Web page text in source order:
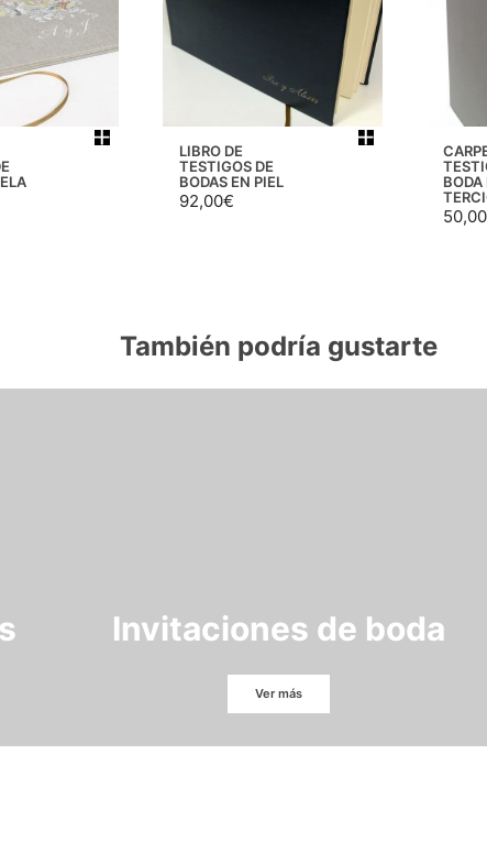
LIBRO DE
TESTIGOS DE
BODAS EN PIEL
92,00€
BODA
50,00
También podría gustarte
Invitaciones de boda
Ver más